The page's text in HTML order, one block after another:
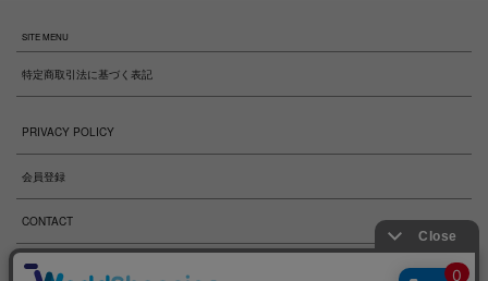
SITE MENU
特定商取引法に基づく表記
PRIVACY POLICY
会員登録
CONTACT
OFFICIAL BRAND SITE